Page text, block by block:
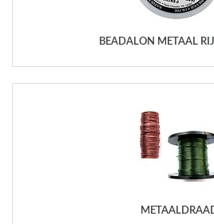
BEADALON METAAL